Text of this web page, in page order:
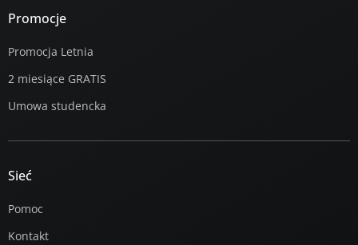
Promocje
Promocja Letnia
2 miesiące GRATIS
Umowa studencka
Sieć
Pomoc
Kontakt